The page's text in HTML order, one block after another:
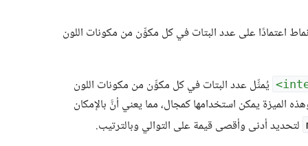
اعتمادًا على عدد البتات في كل مكوِّن من مكونات اللون
يُمثِّل عدد البتات في كل مكوِّن من مكونات اللون
الميزة يمكن استخدامها كمجال، مما يعني أنَّ بالإمكان
لتحديد أدنى وأقصى قيمة على التوالي وبالترتيب.